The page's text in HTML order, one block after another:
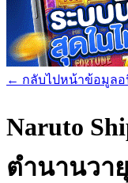
← กลับไปหน้าข้อมูลอ
Naruto
ตำนานวา